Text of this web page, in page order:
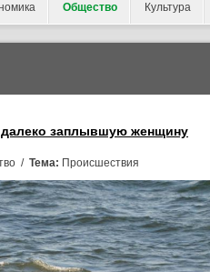
Общество Культура
далеко заплывшую женщину
/ Тема: Происшествия